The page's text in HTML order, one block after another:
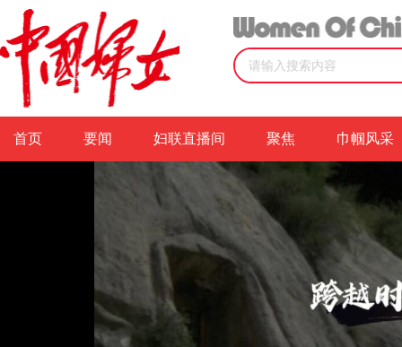
首页 要闻 妇联直播间 聚焦 巾帼风采
首页 视频 视频详情